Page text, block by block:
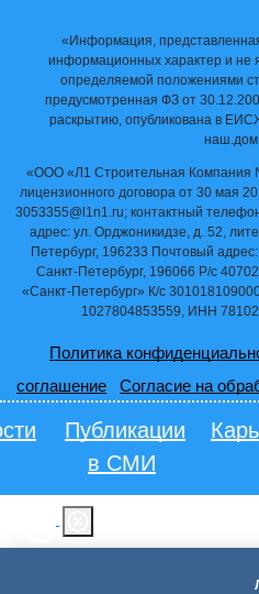
«Информация,
информационных характер и не
определяемой положениями
предусмотренная ФЗ от
раскрытию, опубликована в
«ООО «Л1 Строительная Компания
лицензионного договора от 30 мая
3053355@l1n1.ru; контактный
адрес: ул. Орджоникидзе, д. 52,
Петербург, 196233 Почтовый
Санкт-Петербург, 196066 Р/с
«Санкт-Петербург» К/c
1027804853559, ИНН
Политика
соглашение
Согласие на
Публикации
в СМИ